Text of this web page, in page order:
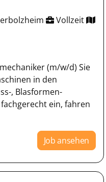
Vollzeit
(m/w/d) Sie
in den
, Blasformen-
ein, fahren
Job ansehen